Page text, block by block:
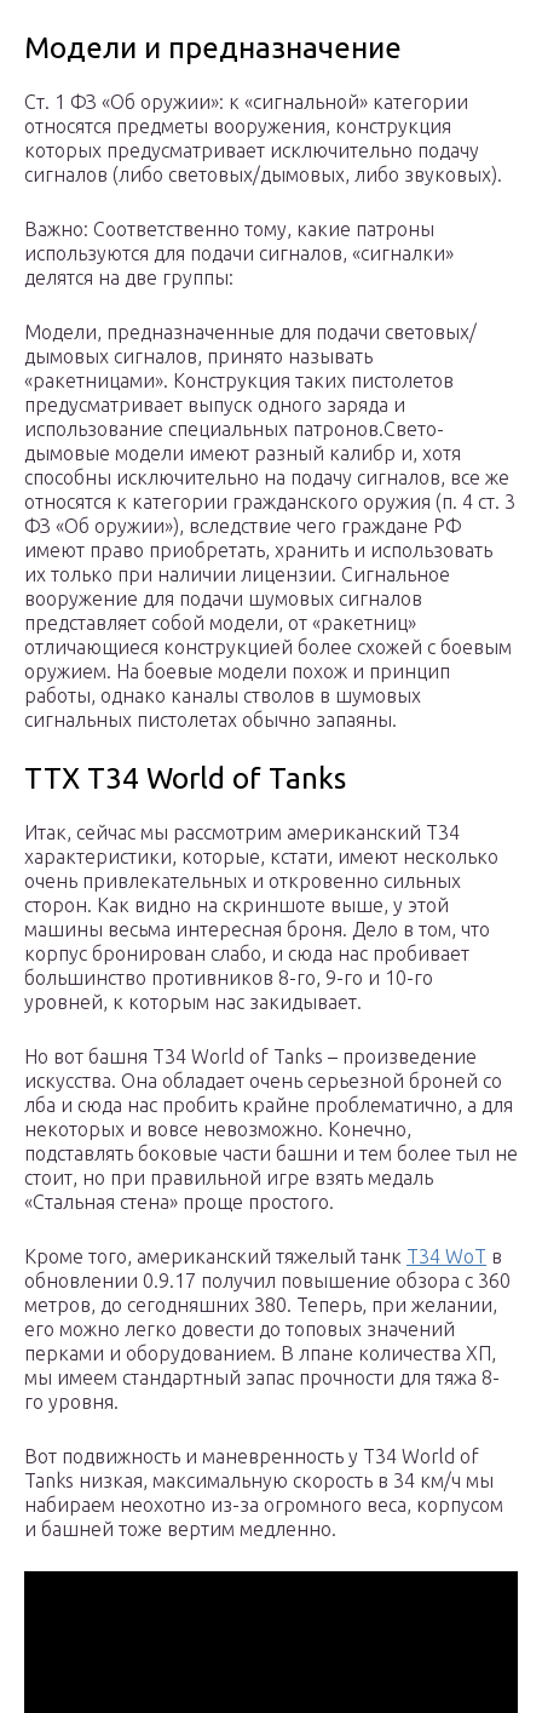
Модели и предназначение
Ст. 1 ФЗ «Об оружии»: к «сигнальной» категории
относятся предметы вооружения, конструкция
которых предусматривает исключительно подачу
сигналов (либо световых/дымовых, либо звуковых).
Важно: Соответственно тому, какие патроны
используются для подачи сигналов, «сигналки»
делятся на две группы:
Модели, предназначенные для подачи световых/
дымовых сигналов, принято называть
«ракетницами». Конструкция таких пистолетов
предусматривает выпуск одного заряда и
использование специальных патронов.Свето-
дымовые модели имеют разный калибр и, хотя
способны исключительно на подачу сигналов, все же
относятся к категории гражданского оружия (п. 4 ст. 3
ФЗ «Об оружии»), вследствие чего граждане РФ
имеют право приобретать, хранить и использовать
их только при наличии лицензии. Сигнальное
вооружение для подачи шумовых сигналов
представляет собой модели, от «ракетниц»
отличающиеся конструкцией более схожей с боевым
оружием. На боевые модели похож и принцип
работы, однако каналы стволов в шумовых
сигнальных пистолетах обычно запаяны.
ТТХ Т34 World of Tanks
Итак, сейчас мы рассмотрим американский Т34
характеристики, которые, кстати, имеют несколько
очень привлекательных и откровенно сильных
сторон. Как видно на скриншоте выше, у этой
машины весьма интересная броня. Дело в том, что
корпус бронирован слабо, и сюда нас пробивает
большинство противников 8-го, 9-го и 10-го
уровней, к которым нас закидывает.
Но вот башня Т34 World of Tanks – произведение
искусства. Она обладает очень серьезной броней со
лба и сюда нас пробить крайне проблематично, а для
некоторых и вовсе невозможно. Конечно,
подставлять боковые части башни и тем более тыл не
стоит, но при правильной игре взять медаль
«Стальная стена» проще простого.
Кроме того, американский тяжелый танк T34 WoT в
обновлении 0.9.17 получил повышение обзора с 360
метров, до сегодняшних 380. Теперь, при желании,
его можно легко довести до топовых значений
перками и оборудованием. В лпане количества ХП,
мы имеем стандартный запас прочности для тяжа 8-
го уровня.
Вот подвижность и маневренность у Т34 World of
Tanks низкая, максимальную скорость в 34 км/ч мы
набираем неохотно из-за огромного веса, корпусом
и башней тоже вертим медленно.